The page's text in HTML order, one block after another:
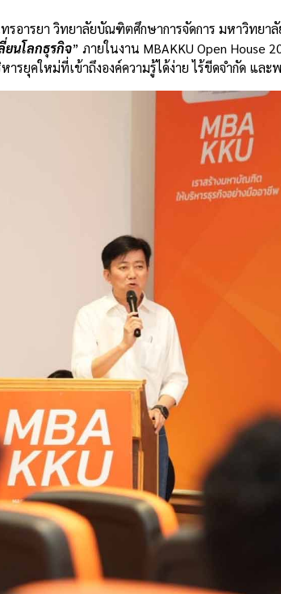
อารยา วิทยาลัยบัณฑิตศึกษาการจัดการ มหาวิทยา
ยนโลกธุรกิจ” ภายในงาน MBAKKU Open House
ารยุคใหม่ที่เข้าถึงองค์ความรู้ได้ง่าย ไร้ขีดจำกัด แล